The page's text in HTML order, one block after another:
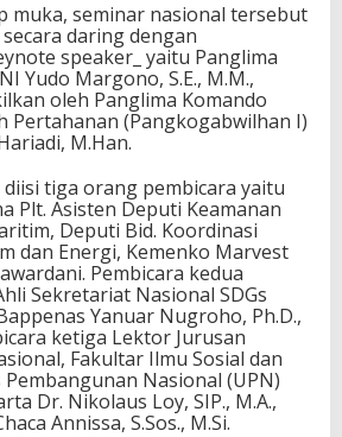
muka, seminar nasional tersebut
daring dengan
speaker_ yaitu Panglima
Yudo Margono, S.E., M.M.,
oleh Panglima Komando
Pertahanan (Pangkogabwilhan I)
M.Han.
tiga orang pembicara yaitu
Plt. Asisten Deputi Keamanan
Deputi Bid. Koordinasi
dan Energi, Kemenko Marvest
Pembicara kedua
Sekretariat Nasional SDGs
Yanuar Nugroho, Ph.D.,
ketiga Lektor Jurusan
Fakultar Ilmu Sosial dan
Nasional (UPN)
Dr. Nikolaus Loy, SIP., M.A.,
Annissa, S.Sos., M.Si.